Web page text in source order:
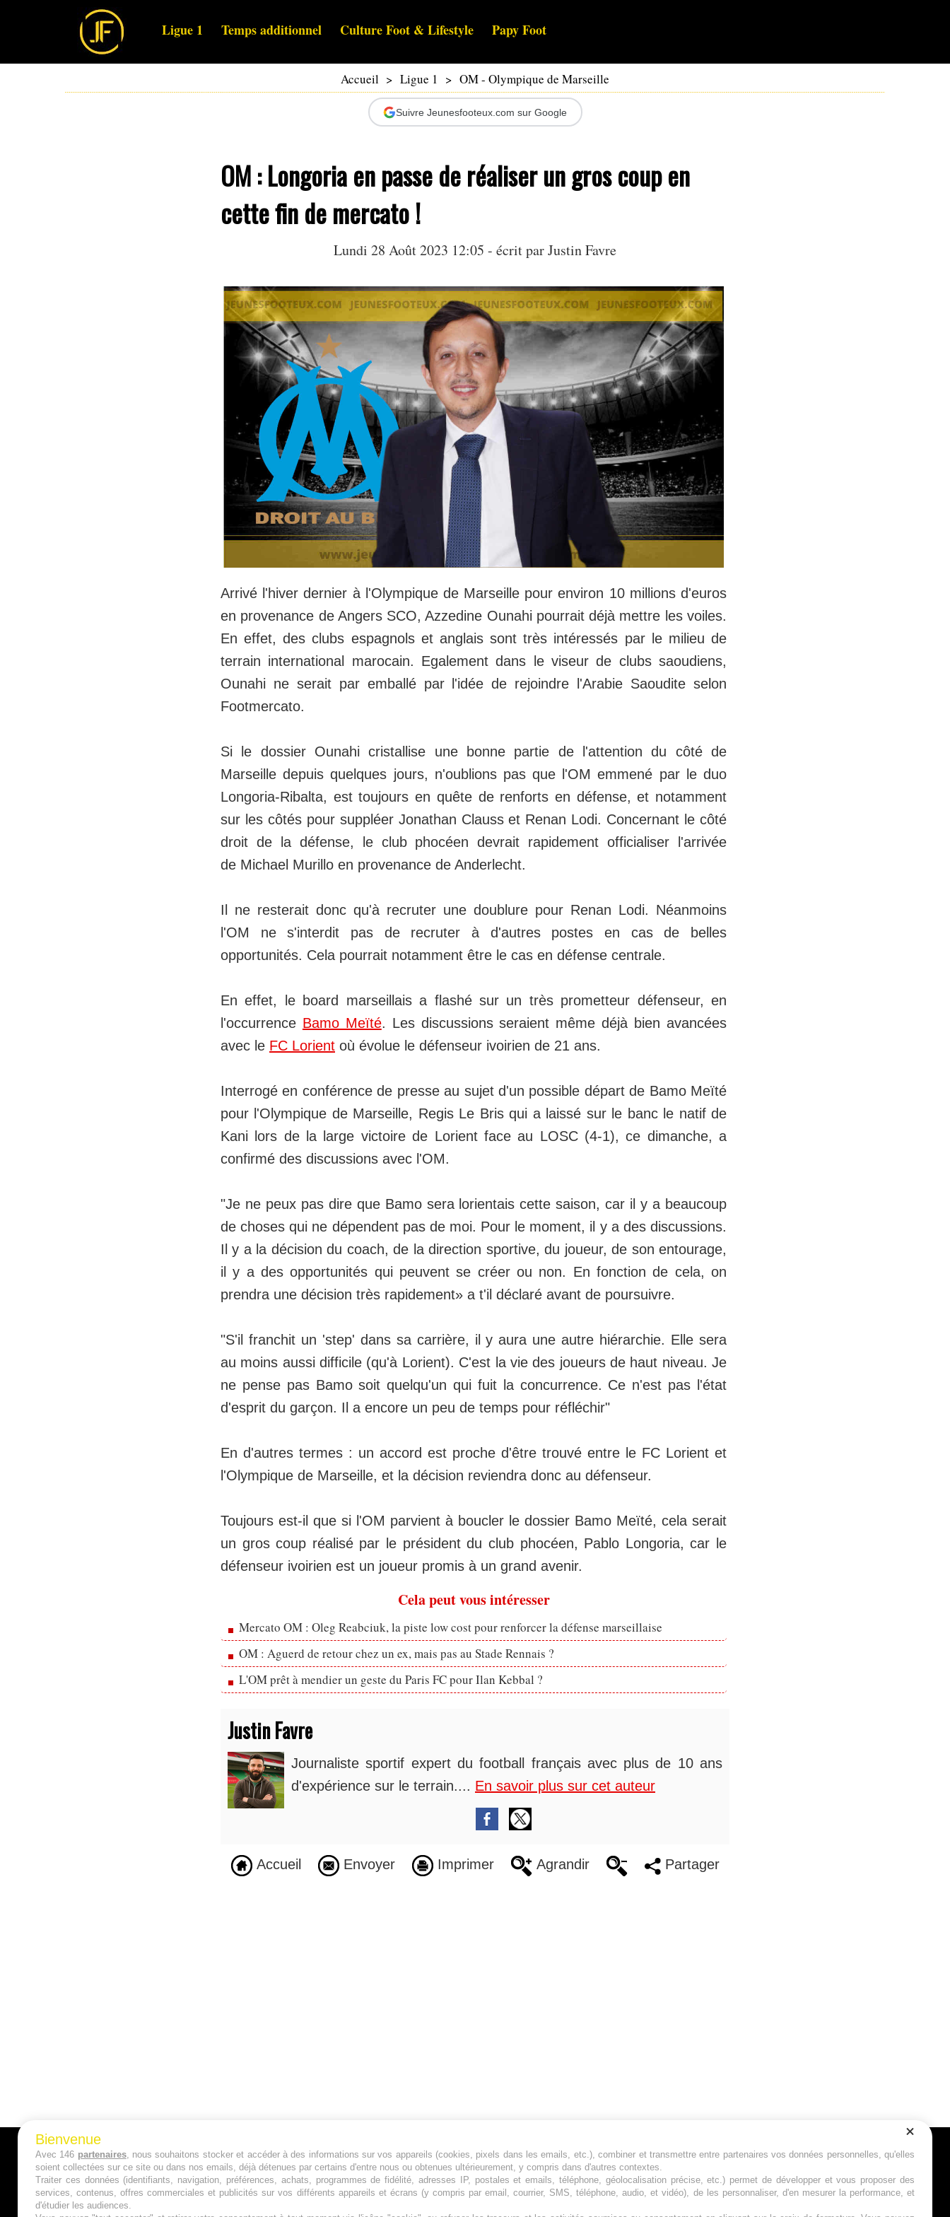
Ligue 1 Temps additionnel Culture Foot & Lifestyle Papy Foot
Accueil > Ligue 1 > OM - Olympique de Marseille
Suivre Jeunesfooteux.com sur Google
OM : Longoria en passe de réaliser un gros coup en
cette fin de mercato !
Lundi 28 Août 2023 12:05 - écrit parJustin Favre
Arrivé l'hiver dernier à l'Olympique de Marseille pour environ 10 millions d'euros
en provenance de Angers SCO, Azzedine Ounahi pourrait déjà mettre les voiles.
En effet, des clubs espagnols et anglais sont très intéressés par le milieu de
terrain international marocain. Egalement dans le viseur de clubs saoudiens,
Ounahi ne serait par emballé par l'idée de rejoindre l'Arabie Saoudite selon
Footmercato.
Si le dossier Ounahi cristallise une bonne partie de l'attention du côté de
Marseille depuis quelques jours, n'oublions pas que l'OM emmené par le duo
Longoria-Ribalta, est toujours en quête de renforts en défense, et notamment
sur les côtés pour suppléer Jonathan Clauss et Renan Lodi. Concernant le côté
droit de la défense, le club phocéen devrait rapidement officialiser l'arrivée
de Michael Murillo en provenance de Anderlecht.
Il ne resterait donc qu'à recruter une doublure pour Renan Lodi. Néanmoins
l'OM ne s'interdit pas de recruter à d'autres postes en cas de belles
opportunités. Cela pourrait notamment être le cas en défense centrale.
En effet, le board marseillais a flashé sur un très prometteur défenseur, en
l'occurrence Bamo Meïté. Les discussions seraient même déjà bien avancées
avec le FC Lorient où évolue le défenseur ivoirien de 21 ans.
Interrogé en conférence de presse au sujet d'un possible départ de Bamo Meïté
pour l'Olympique de Marseille, Regis Le Bris qui a laissé sur le banc le natif de
Kani lors de la large victoire de Lorient face au LOSC (4-1), ce dimanche, a
confirmé des discussions avec l'OM.
"Je ne peux pas dire que Bamo sera lorientais cette saison, car il y a beaucoup
de choses qui ne dépendent pas de moi. Pour le moment, il y a des discussions.
Il y a la décision du coach, de la direction sportive, du joueur, de son entourage,
il y a des opportunités qui peuvent se créer ou non. En fonction de cela, on
prendra une décision très rapidement» a t'il déclaré avant de poursuivre.
"S'il franchit un 'step' dans sa carrière, il y aura une autre hiérarchie. Elle sera
au moins aussi difficile (qu'à Lorient). C'est la vie des joueurs de haut niveau. Je
ne pense pas Bamo soit quelqu'un qui fuit la concurrence. Ce n'est pas l'état
d'esprit du garçon. Il a encore un peu de temps pour réfléchir"
En d'autres termes : un accord est proche d'être trouvé entre le FC Lorient et
l'Olympique de Marseille, et la décision reviendra donc au défenseur.
Toujours est-il que si l'OM parvient à boucler le dossier Bamo Meïté, cela serait
un gros coup réalisé par le président du club phocéen, Pablo Longoria, car le
défenseur ivoirien est un joueur promis à un grand avenir.
Cela peut vous intéresser
Mercato OM : Oleg Reabciuk, la piste low cost pour renforcer la défense marseillaise
OM : Aguerd de retour chez un ex, mais pas au Stade Rennais ?
L'OM prêt à mendier un geste du Paris FC pour Ilan Kebbal ?
Justin Favre
Journaliste sportif expert du football français avec plus de 10 ans
d'expérience sur le terrain.... En savoir plus sur cet auteur
Accueil Envoyer Imprimer Agrandir Partager
A PROPOS
Qui sommes nous ?
Jeunesfooteux est un média sportif qui traite
principalement de l'actualité de la Ligue 1 et
des grosses actualités de la Ligue 2 et du
Suivez-nous
Bienvenue
Avec 146 partenaires, nous souhaitons stocker et accéder à des informations sur vos appareils (cookies, pixels dans les emails, etc.), combiner et transmettre entre partenaires vos données personnelles, qu'elles
soient collectées sur ce site ou dans nos emails, déjà détenues par certains d'entre nous ou obtenues ultérieurement, y compris dans d'autres contextes.
Traiter ces données (identifiants, navigation, préférences, achats, programmes de fidélité, adresses IP, postales et emails, téléphone, géolocalisation précise, etc.) permet de développer et vous proposer des
services, contenus, offres commerciales et publicités sur vos différents appareils et écrans (y compris par email, courrier, SMS, téléphone, audio, et vidéo), de les personnaliser, d'en mesurer la performance, et
d'étudier les audiences.